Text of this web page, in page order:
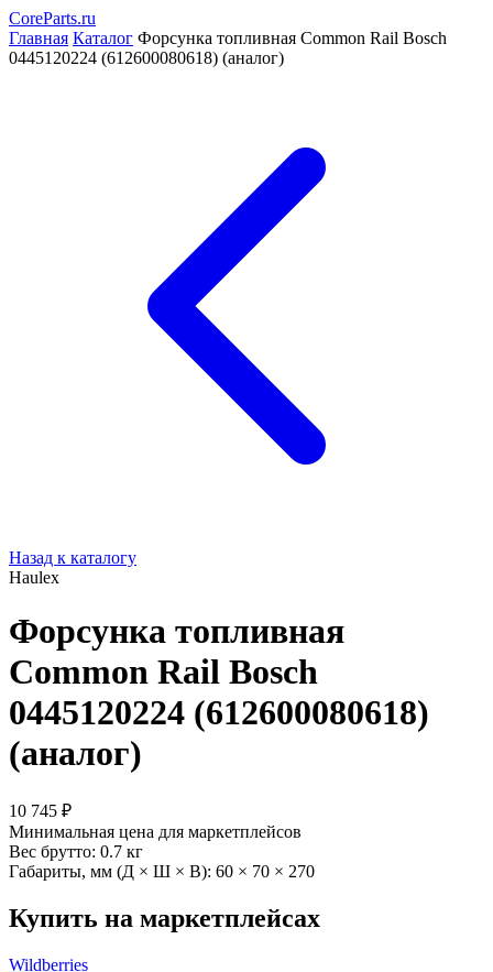
CoreParts.ru
Главная Каталог Форсунка топливная Common Rail Bosch
0445120224 (612600080618) (аналог)
Назад к каталогу
Haulex
Форсунка топливная
Common Rail Bosch
0445120224 (612600080618)
(аналог)
10 745 ₽
Минимальная цена для маркетплейсов
Вес брутто: 0.7 кг
Габариты, мм (Д × Ш × В): 60 × 70 × 270
Купить на маркетплейсах
Wildberries